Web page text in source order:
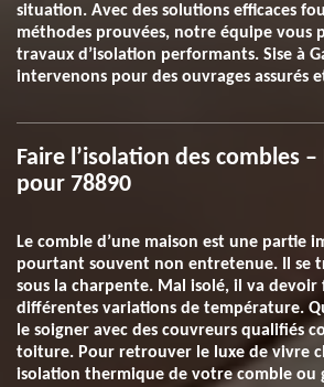
situation. Avec des solutions efficaces
méthodes prouvées, notre équipe vous
travaux d’isolation performants. Sise à
intervenons pour des ouvrages assurés
Faire l’isolation des combles
pour 78890
Le comble d’une maison est une partie
pourtant souvent non entretenue. Il se
sous la charpente. Mal isolé, il va devoir
différentes variations de température.
le soigner avec des couvreurs qualifiés
toiture. Pour retrouver le luxe de vivre
isolation thermique de votre comble ou